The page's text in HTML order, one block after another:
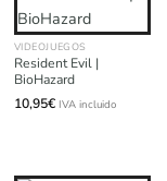
VIDEOJUEGOS
Resident Evil |
BioHazard
10,95€ IVA incluido